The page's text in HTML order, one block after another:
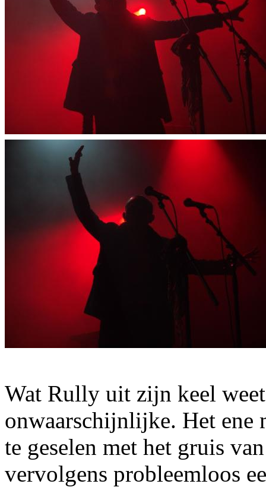
Wat Rully uit zijn keel
onwaarschijnlijke. Het
te geselen met het gruis
vervolgens probleemloos